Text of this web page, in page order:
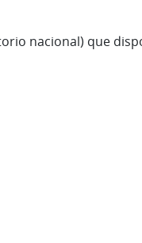
nacional) que